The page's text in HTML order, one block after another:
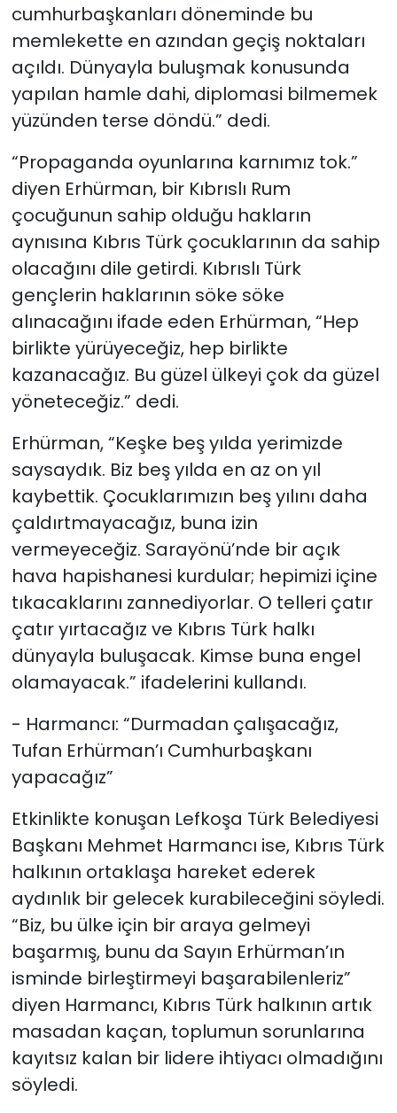
cumhurbaşkanları döneminde bu
memlekette en azından geçiş noktaları
açıldı. Dünyayla buluşmak konusunda
yapılan hamle dahi, diplomasi bilmemek
yüzünden terse döndü.” dedi.
“Propaganda oyunlarına karnımız tok.”
diyen Erhürman, bir Kıbrıslı Rum
çocuğunun sahip olduğu hakların
aynısına Kıbrıs Türk çocuklarının da sahip
olacağını dile getirdi. Kıbrıslı Türk
gençlerin haklarının söke söke
alınacağını ifade eden Erhürman, “Hep
birlikte yürüyeceğiz, hep birlikte
kazanacağız. Bu güzel ülkeyi çok da güzel
yöneteceğiz.” dedi.
Erhürman, “Keşke beş yılda yerimizde
saysaydık. Biz beş yılda en az on yıl
kaybettik. Çocuklarımızın beş yılını daha
çaldırtmayacağız, buna izin
vermeyeceğiz. Sarayönü’nde bir açık
hava hapishanesi kurdular; hepimizi içine
tıkacaklarını zannediyorlar. O telleri çatır
çatır yırtacağız ve Kıbrıs Türk halkı
dünyayla buluşacak. Kimse buna engel
olamayacak.” ifadelerini kullandı.
- Harmancı: “Durmadan çalışacağız,
Tufan Erhürman’ı Cumhurbaşkanı
yapacağız”
Etkinlikte konuşan Lefkoşa Türk Belediyesi
Başkanı Mehmet Harmancı ise, Kıbrıs Türk
halkının ortaklaşa hareket ederek
aydınlık bir gelecek kurabileceğini söyledi.
“Biz, bu ülke için bir araya gelmeyi
başarmış, bunu da Sayın Erhürman’ın
isminde birleştirmeyi başarabilenleriz”
diyen Harmancı, Kıbrıs Türk halkının artık
masadan kaçan, toplumun sorunlarına
kayıtsız kalan bir lidere ihtiyacı olmadığını
söyledi.